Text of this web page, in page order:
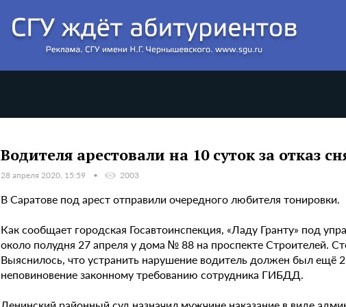
Водителя арестовали на 10 суток за отказ
28 апреля 2020, 15:59 2003
В Саратове под арест отправили очередного любителя тонировки.
Как сообщает городская Госавтоинспекция, «Ладу Гранту» под
около полудня 27 апреля у дома № 88 на проспекте Строителей.
Выяснилось, что устранить нарушение водитель должен был ещё
неповиновение законному требованию сотрудника ГИБДД.